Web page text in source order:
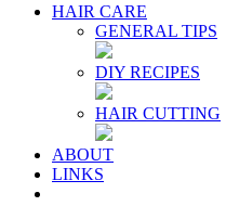
HAIR CARE
GENERAL TIPS
DIY RECIPES
HAIR CUTTING
ABOUT
LINKS